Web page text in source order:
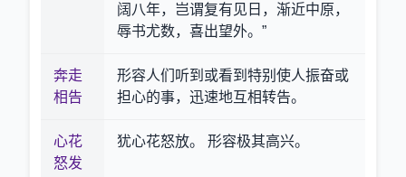
阔八年，岂谓复有见日，渐近中原，
辱书尤数，喜出望外。”
奔走
相告
形容人们听到或看到特别使人振奋或
担心的事，迅速地互相转告。
心花
怒发
犹心花怒放。 形容极其高兴。